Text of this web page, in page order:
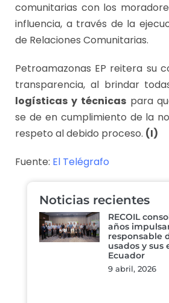
comunitarias con los
influencia, a través de la
de Relaciones Comunitarias.
Petroamazonas EP reitera su
transparencia, al brindar
logísticas y técnicaspara
se de en cumplimiento de la
respeto al debido proceso. (I)
Fuente: El Telégrafo
Noticias recientes
RECOIL
años
responsable
usados y sus
Ecuador
9 abril, 2026